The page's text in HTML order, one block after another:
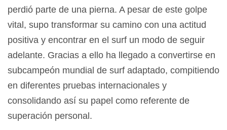
perdió parte de una pierna. A pesar de este golpe
vital, supo transformar su camino con una actitud
positiva y encontrar en el surf un modo de seguir
adelante. Gracias a ello ha llegado a convertirse en
subcampeón mundial de surf adaptado, compitiendo
en diferentes pruebas internacionales y
consolidando así su papel como referente de
superación personal.